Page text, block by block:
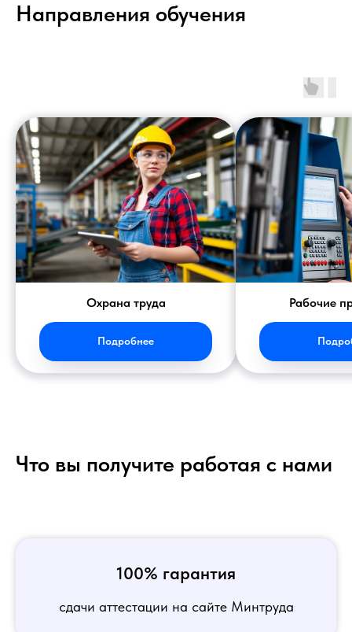
Направления обучения
Охрана труда
Подробнее
Рабочие
Что вы получите работая с нами
100% гарантия
сдачи аттестации на сайте Минтруда